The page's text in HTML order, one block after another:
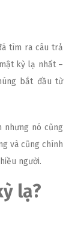
tìm ra câu trả
kỳ lạ nhất –
bắt đầu từ
nó cũng
và cũng chính
người.
lạ?